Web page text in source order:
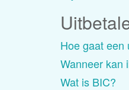
Hoe gaat een
Wanneer kan
Wat is BIC?